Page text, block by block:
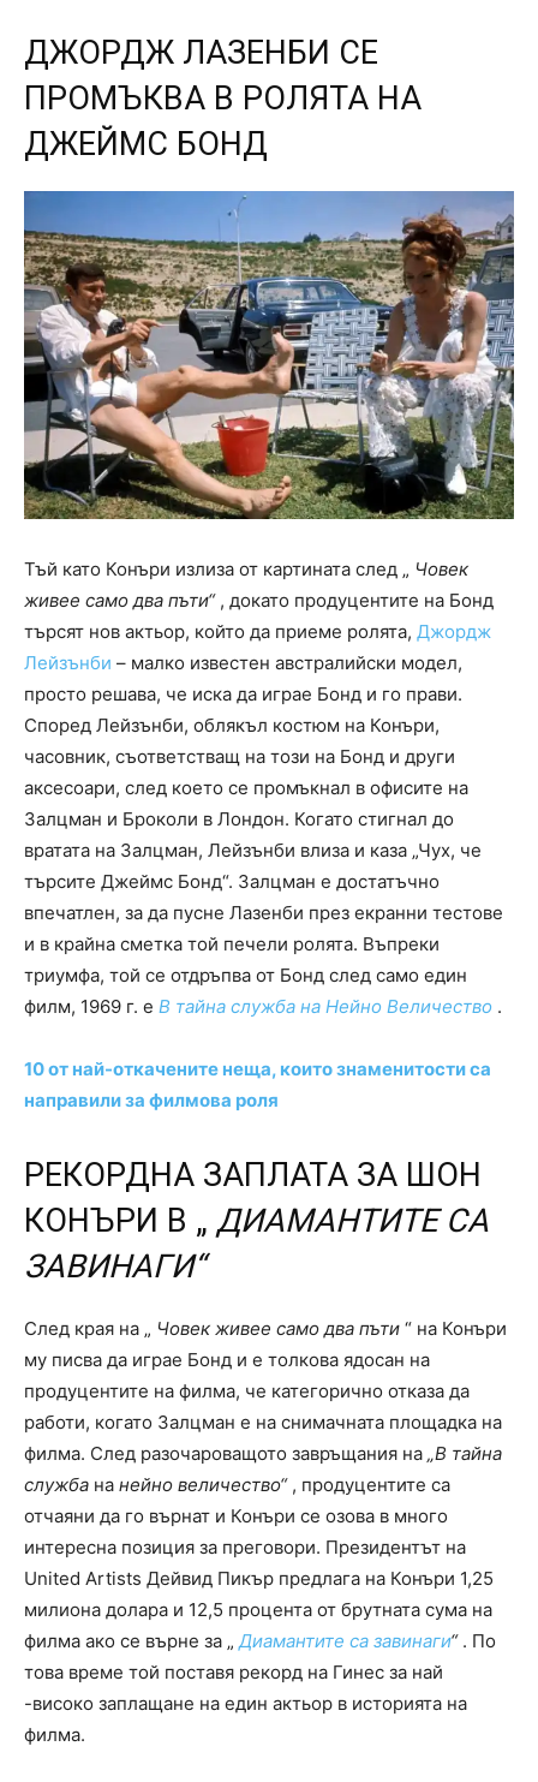
ДЖОРДЖ ЛАЗЕНБИ СЕ
ПРОМЪКВА В РОЛЯТА НА
ДЖЕЙМС БОНД
Тъй като Конъри излиза от картината след „ Човек
живее само два пъти“, докато продуцентите на Бонд
търсят нов актьор, който да приеме ролята, Джордж
Лейзънби – малко известен австралийски модел,
просто решава, че иска да играе Бонд и го прави.
Според Лейзънби, облякъл костюм на Конъри,
часовник, съответстващ на този на Бонд и други
аксесоари, след което се промъкнал в офисите на
Залцман и Броколи в Лондон. Когато стигнал до
вратата на Залцман, Лейзънби влиза и каза „Чух, че
търсите Джеймс Бонд“. Залцман е достатъчно
впечатлен, за да пусне Лазенби през екранни тестове
и в крайна сметка той печели ролята. Въпреки
триумфа, той се отдръпва от Бонд след само един
филм, 1969 г. е В тайна служба на Нейно Величество .
10 от най-откачените неща, които знаменитости са
направили за филмова роля
РЕКОРДНА ЗАПЛАТА ЗА ШОН
КОНЪРИ В „ ДИАМАНТИТЕ СА
ЗАВИНАГИ“
След края на „ Човек живее само два пъти “ на Конъри
му писва да играе Бонд и е толкова ядосан на
продуцентите на филма, че категорично отказа да
работи, когато Залцман е на снимачната площадка на
филма. След разочароващото завръщания на „В тайна
служба на нейно величество“, продуцентите са
отчаяни да го върнат и Конъри се озова в много
интересна позиция за преговори. Президентът на
United Artists Дейвид Пикър предлага на Конъри 1,25
милиона долара и 12,5 процента от брутната сума на
филма ако се върне за „Диамантите са завинаги“. По
това време той поставя рекорд на Гинес за най
-високо заплащане на един актьор в историята на
филма.